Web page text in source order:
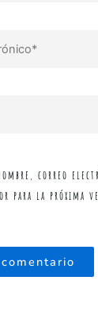
correo
para la próxima